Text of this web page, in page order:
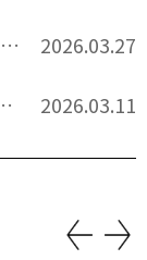
2026.03.27
2026.03.11